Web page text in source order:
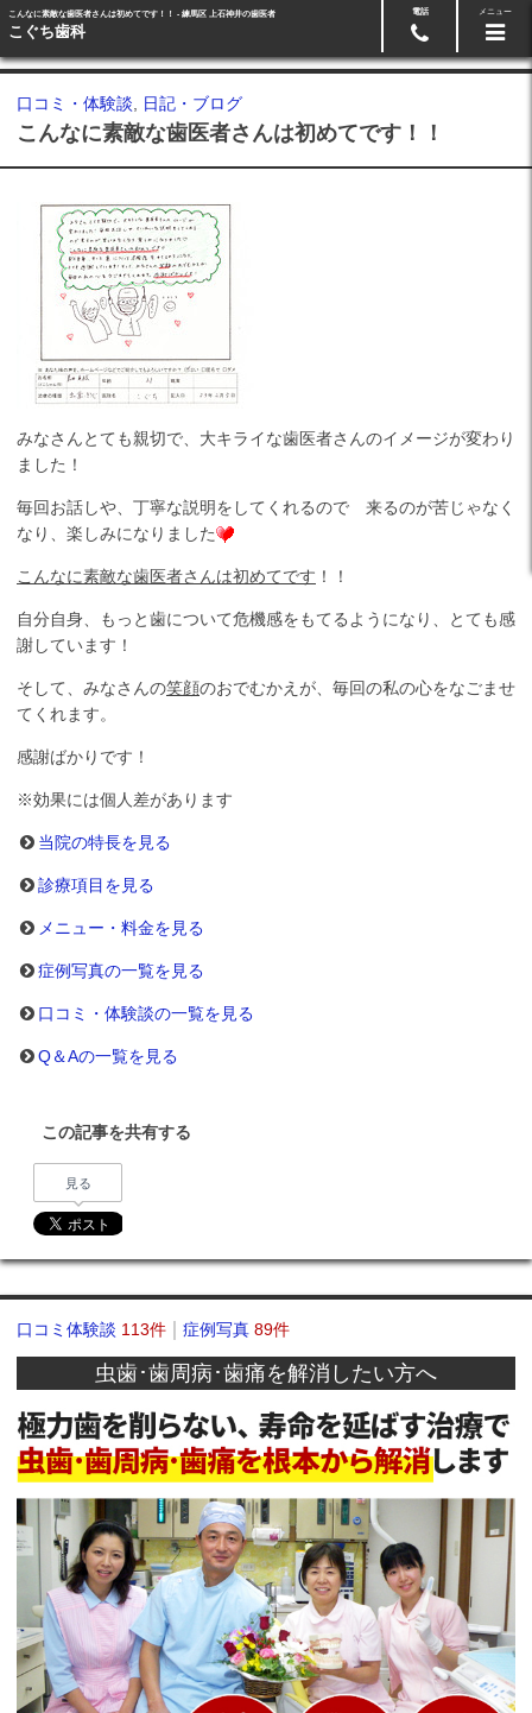
こんなに素敵な歯医者さんは初めてです！！ - 練馬区 上石神井の歯医者
こぐち歯科
電話 メニュー
口コミ・体験談 日記・ブログ
こんなに素敵な歯医者さんは初めてです！！
みなさんとても親切で、大キライな歯医者さんのイメージが変わり
ました！
毎回お話しや、丁寧な説明をしてくれるので 来るのが苦じゃなく
なり、楽しみになりました
こんなに素敵な歯医者さんは初めてです ！！
自分自身、もっと歯について危機感をもてるようになり、とても感
謝しています！
そして、みなさんの笑顔のおでむかえが、毎回の私の心をなごませ
てくれます。
感謝ばかりです！
※効果には個人差があります
当院の特長を見る
診療項目を見る
メニュー・料金を見る
症例写真の一覧を見る
口コミ・体験談の一覧を見る
Q＆Aの一覧を見る
この記事を共有する
見る
口コミ体験談 113件 症例写真89件
虫歯･歯周病･歯痛を解消したい方へ
Googleマップ 03-5991-3918